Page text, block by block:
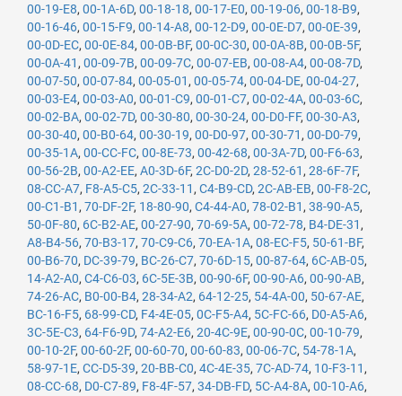
00-19-E8, 00-1A-6D, 00-18-18, 00-17-E0, 00-19-06, 00-18-B9,
00-16-46, 00-15-F9, 00-14-A8, 00-12-D9, 00-0E-D7, 00-0E-39,
00-0D-EC, 00-0E-84, 00-0B-BF, 00-0C-30, 00-0A-8B, 00-0B-5F,
00-0A-41 , 00-09-7B, 00-09-7C, 00-07-EB, 00-08-A4, 00-08-7D,
00-07-50, 00-07-84, 00-05-01 , 00-05-74, 00-04-DE, 00-04-27,
00-03-E4, 00-03-A0, 00-01-C9, 00-01-C7, 00-02-4A, 00-03-6C,
00-02-BA, 00-02-7D, 00-30-80, 00-30-24, 00-D0-FF, 00-30-A3,
00-30-40, 00-B0-64, 00-30-19, 00-D0-97, 00-30-71 , 00-D0-79,
00-35-1A, 00-CC-FC, 00-8E-73, 00-42-68, 00-3A-7D, 00-F6-63,
00-56-2B, 00-A2-EE, A0-3D-6F, 2C-D0-2D, 28-52-61 , 28-6F-7F,
08-CC-A7, F8-A5-C5, 2C-33-11 , C4-B9-CD, 2C-AB-EB, 00-F8-2C,
00-C1-B1 , 70-DF-2F, 18-80-90, C4-44-A0, 78-02-B1 , 38-90-A5,
50-0F-80, 6C-B2-AE, 00-27-90, 70-69-5A, 00-72-78, B4-DE-31 ,
A8-B4-56, 70-B3-17, 70-C9-C6, 70-EA-1A, 08-EC-F5, 50-61-BF,
00-B6-70, DC-39-79, BC-26-C7, 70-6D-15, 00-87-64, 6C-AB-05,
14-A2-A0, C4-C6-03, 6C-5E-3B, 00-90-6F, 00-90-A6, 00-90-AB,
74-26-AC, B0-00-B4, 28-34-A2, 64-12-25, 54-4A-00, 50-67-AE,
BC-16-F5, 68-99-CD, F4-4E-05, 0C-F5-A4, 5C-FC-66, D0-A5-A6,
3C-5E-C3, 64-F6-9D, 74-A2-E6, 20-4C-9E, 00-90-0C, 00-10-79,
00-10-2F, 00-60-2F, 00-60-70, 00-60-83, 00-06-7C, 54-78-1A,
58-97-1E, CC-D5-39, 20-BB-C0, 4C-4E-35, 7C-AD-74, 10-F3-11 ,
08-CC-68, D0-C7-89, F8-4F-57, 34-DB-FD, 5C-A4-8A, 00-10-A6,